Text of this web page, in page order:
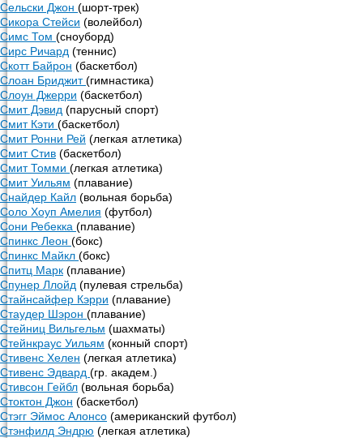
Сельски Джон (шорт-трек)
Сикора Стейси (волейбол)
Симс Том (сноуборд)
Сирс Ричард (теннис)
Скотт Байрон (баскетбол)
Слоан Бриджит(гимнастика)
Слоун Джерри (баскетбол)
Смит Дэвид (парусный спорт)
Смит Кэти (баскетбол)
Смит Ронни Рей (легкая атлетика)
Смит Стив (баскетбол)
Смит Томми (легкая атлетика)
Смит Уильям (плавание)
Снайдер Кайл (вольная борьба)
Соло Хоуп Амелия (футбол)
Сони Ребекка (плавание)
Спинкс Леон (бокс)
Спинкс Майкл (бокс)
Спитц Марк (плавание)
Спунер Ллойд (пулевая стрельба)
Стайнсайфер Кэрри (плавание)
Стаудер Шэрон (плавание)
Стейниц Вильгельм (шахматы)
Стейнкраус Уильям (конный спорт)
Стивенс Хелен (легкая атлетика)
Стивенс Эдвард (гр. академ.)
Стивсон Гейбл (вольная борьба)
Стоктон Джон (баскетбол)
Стэгг Эймос Алонсо (американский футбол)
Стэнфилд Эндрю (легкая атлетика)